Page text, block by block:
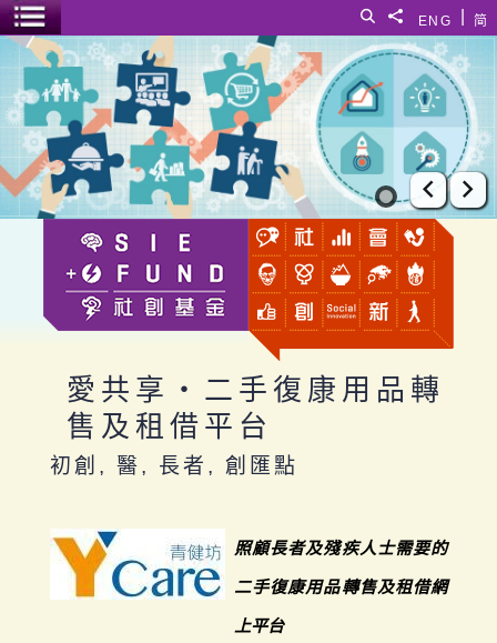
简
ENG
分享給
搜尋
選單開關
愛共享‧二手復康用品轉售及租借平台
上一張
下
愛共享‧二手復康用品轉
售及租借平台
初創, 醫, 長者, 創匯點
照顧長者及殘疾人士需要的
二手復康用品轉售及租借網
上平台